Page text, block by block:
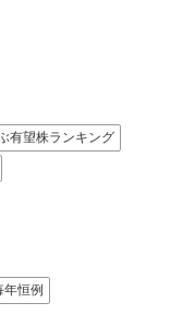
有望株ランキング
年恒例